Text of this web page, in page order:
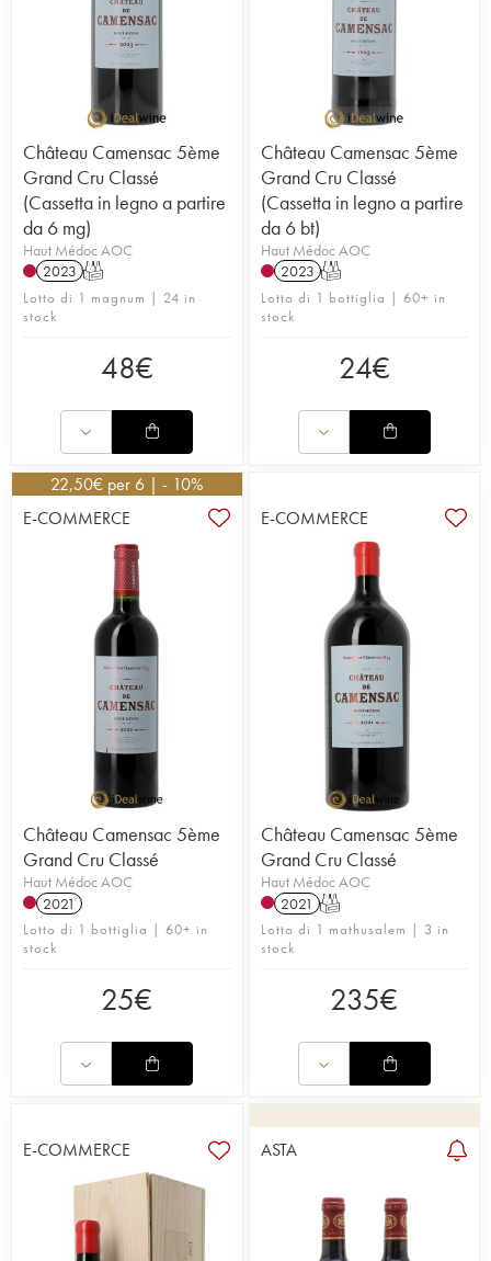
Château Camensac 5ème
Grand Cru Classé
(Cassetta in legno a partire
da 6 mg)
Haut Médoc AOC
2023 T
Lotto di 1 magnum | 24 in
stock
48€
Château Camensac 5ème
Grand Cru Classé
(Cassetta in legno a partire
da 6 bt)
Haut Médoc AOC
2023 T
Lotto di 1 bottiglia | 60+ in
stock
24€
22,50€ per 6 | - 10%
E-COMMERCE
Château Camensac 5ème
Grand Cru Classé
Haut Médoc AOC
2021
Lotto di 1 bottiglia | 60+ in
stock
25€
E-COMMERCE
Château Camensac 5ème
Grand Cru Classé
Haut Médoc AOC
2021 T
Lotto di 1 mathusalem | 3 in
stock
235€
E-COMMERCE ASTA